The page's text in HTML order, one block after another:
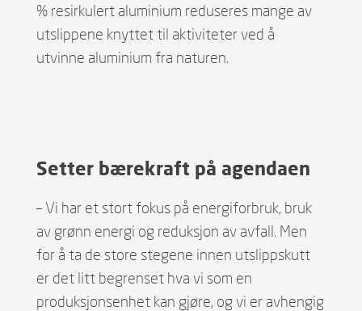
% resirkulert aluminium reduseres mange av
utslippene knyttet til aktiviteter ved å
utvinne aluminium fra naturen.
Setter bærekraft på agendaen
– Vi har et stort fokus på energiforbruk, bruk
av grønn energi og reduksjon av avfall. Men
for å ta de store stegene innen utslippskutt
er det litt begrenset hva vi som en
produksjonsenhet kan gjøre, og vi er avhengig